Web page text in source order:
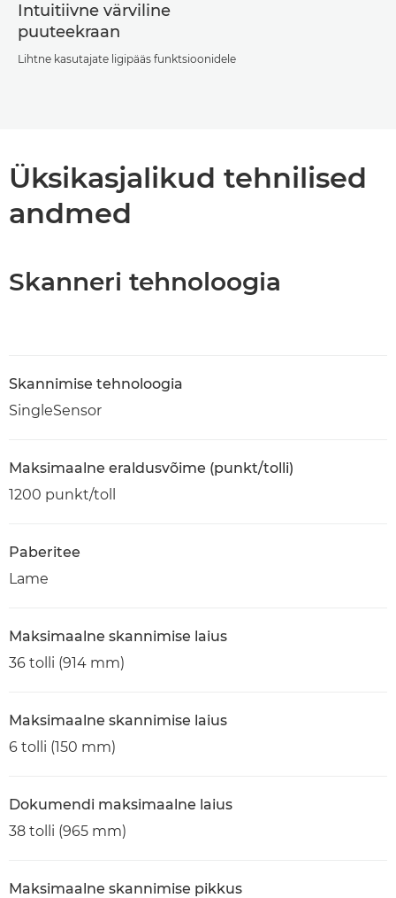
Intuitiivne värviline
puuteekraan
Lihtne kasutajate ligipääs funktsioonidele
Üksikasjalikud tehnilised
andmed
Skanneri tehnoloogia
Skannimise tehnoloogia
SingleSensor
Maksimaalne eraldusvõime (punkt/tolli)
1200 punkt/toll
Paberitee
Lame
Maksimaalne skannimise laius
36 tolli (914 mm)
Maksimaalne skannimise laius
6 tolli (150 mm)
Dokumendi maksimaalne laius
38 tolli (965 mm)
Maksimaalne skannimise pikkus